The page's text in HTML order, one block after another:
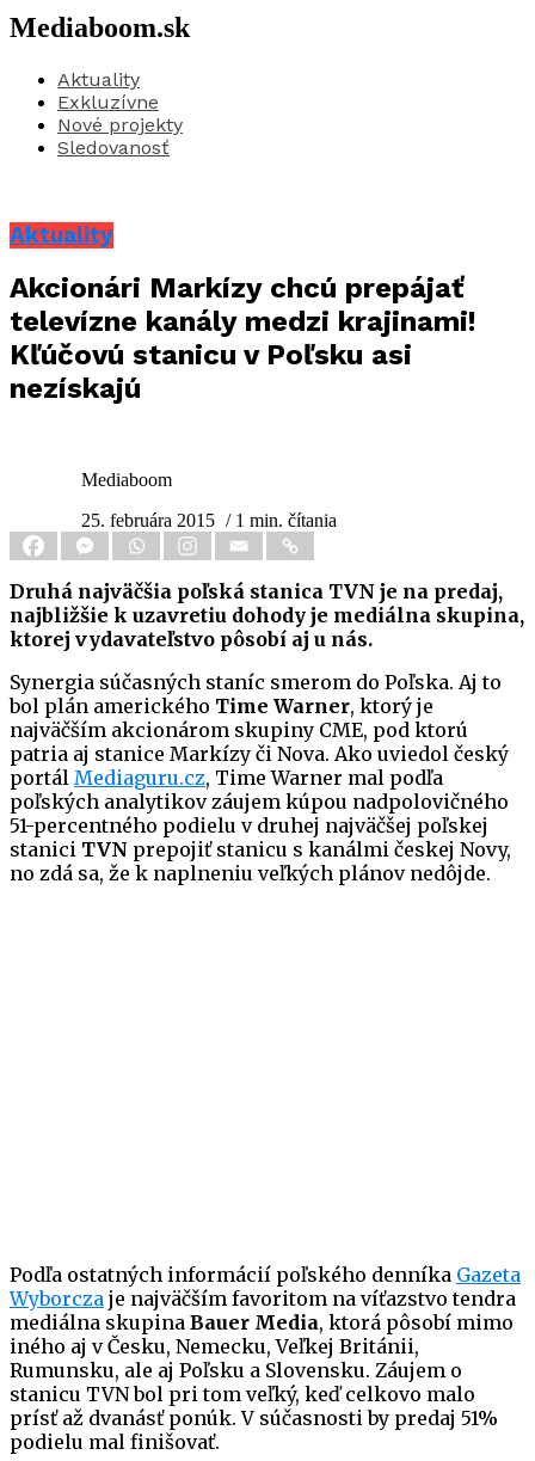
Mediaboom.sk
Aktuality
Exkluzívne
Nové projekty
Sledovanosť
Aktuality
Akcionári Markízy chcú prepájať
televízne kanály medzi krajinami!
Kľúčovú stanicu v Poľsku asi
nezískajú
Mediaboom
25. februára 2015 / 1 min. čítania
Druhá najväčšia poľská stanica TVN je na predaj,
najbližšie k uzavretiu dohody je mediálna skupina,
ktorej vydavateľstvo pôsobí aj u nás.
Synergia súčasných staníc smerom do Poľska. Aj to
bol plán amerického Time Warner, ktorý je
najväčším akcionárom skupiny CME, pod ktorú
patria aj stanice Markízy či Nova. Ako uviedol český
portál Mediaguru.cz, Time Warner mal podľa
poľských analytikov záujem kúpou nadpolovičného
51-percentného podielu v druhej najväčšej poľskej
stanici TVN prepojiť stanicu s kanálmi českej Novy,
no zdá sa, že k naplneniu veľkých plánov nedôjde.
Podľa ostatných informácií poľského denníka Gazeta
Wyborcza je najväčším favoritom na víťazstvo tendra
mediálna skupina Bauer Media, ktorá pôsobí mimo
iného aj v Česku, Nemecku, Veľkej Británii,
Rumunsku, ale aj Poľsku a Slovensku. Záujem o
stanicu TVN bol pri tom veľký, keď celkovo malo
prísť až dvanásť ponúk. V súčasnosti by predaj 51%
podielu mal finišovať.